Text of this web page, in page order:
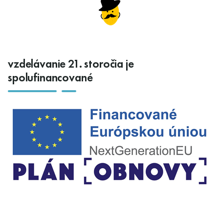
vzdelávanie 21. storočia je
spolufinancované